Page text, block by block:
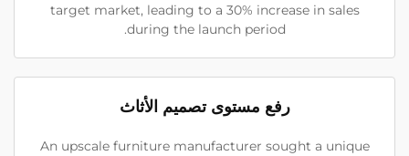
target market, leading to a 30% increase in sales
during the launch period.
رفع مستوى تصميم الأثاث
An upscale furniture manufacturer sought a unique